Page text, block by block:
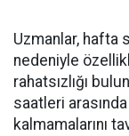
Uzmanlar, hafta
nedeniyle
rahatsızlığı
saatleri
kalmamalarını